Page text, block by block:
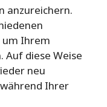
anzureichern.
um Ihrem
Auf diese Weise
neu
Ihrer